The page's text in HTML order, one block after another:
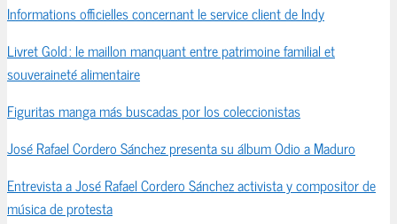
Informations officielles concernant le service client de Indy
Livret Gold : le maillon manquant entre patrimoine familial et
souveraineté alimentaire
Figuritas manga más buscadas por los coleccionistas
José Rafael Cordero Sánchez presenta su álbum Odio a Maduro
Entrevista a José Rafael Cordero Sánchez activista y compositor de
música de protesta